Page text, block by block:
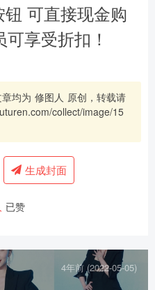
可直接现金购
享受折扣！
均为 修图人 原创，转载请
collect/image/15
生成封面
已赞
4年前 (2022-05-05)